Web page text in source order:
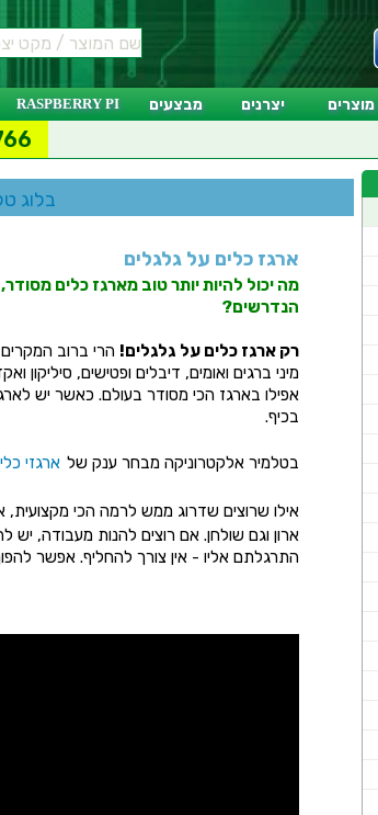
מוצרים יצרנים מבצעים RASPBERRY PI
בלוג
ארגז כלים על גלגלים
מה יכול להיות יותר טוב מארגז כלים
הנדרשים?
רק ארגז כלים על גלגלים! הרי ברוב
מיני ברגים ואומים, דיבלים ופטישים,
אפילו בארגז הכי מסודר בעולם. כאשר יש
בכיף.
בטלמיר אלקטרוניקה מבחר ענק של ארגזי
אילו שרוצים שדרוג ממש לרמה הכי מקצועית,
ארון וגם שולחן. אם רוצים להנות מעבודה,
התרגלתם אליו - אין צורך להחליף. אפשר